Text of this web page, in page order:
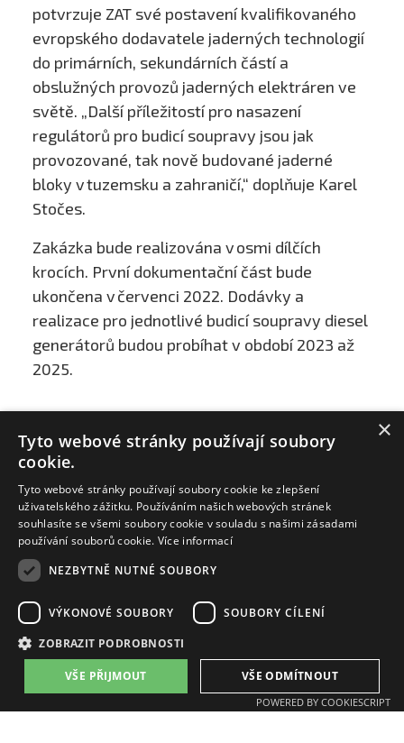
potvrzuje ZAT své postavení kvalifikovaného
evropského dodavatele jaderných technologií
do primárních, sekundárních částí a
obslužných provozů jaderných elektráren ve
světě. „Další příležitostí pro nasazení
regulátorů pro budicí soupravy jsou jak
provozované, tak nově budované jaderné
bloky v tuzemsku a zahraničí,“ doplňuje Karel
Stočes.
Zakázka bude realizována v osmi dílčích
krocích. První dokumentační část bude
ukončena v červenci 2022. Dodávky a
realizace pro jednotlivé budicí soupravy diesel
generátorů budou probíhat v období 2023 až
2025.
ZAT a.s.
telefon: +420 318 652 111
telefon:+420 377 438 111
Pobočky:
×
Tyto webové stránky používají soubory
cookie.
Tyto webové stránky používají soubory cookie ke zlepšení
uživatelského zážitku. Používáním našich webových stránek
souhlasíte se všemi soubory cookie v souladu s našimi zásadami
používání souborů cookie. Více informací
NEZBYTNĚ NUTNÉ SOUBORY
VÝKONOVÉ SOUBORY SOUBORY CÍLENÍ
ZOBRAZIT PODROBNOSTI
VŠE PŘIJMOUT VŠE ODMÍTNOUT
POWERED BY COOKIESCRIPT